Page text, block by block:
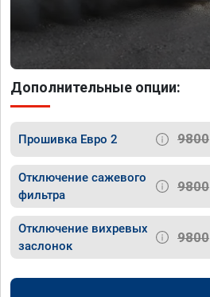
Дополнительные опции:
Прошивка Евро 2 9800
Отключение сажевого
фильтра
9800
Отключение вихревых
заслонок
9800